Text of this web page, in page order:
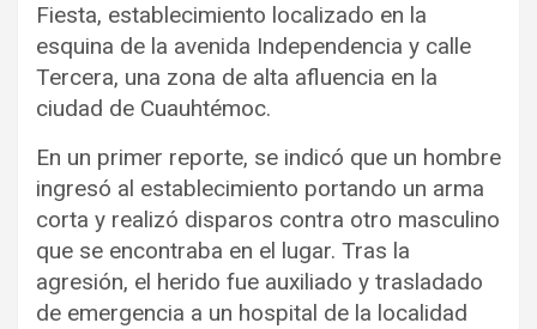
Fiesta, establecimiento localizado en la
esquina de la avenida Independencia y calle
Tercera, una zona de alta afluencia en la
ciudad de Cuauhtémoc.
En un primer reporte, se indicó que un hombre
ingresó al establecimiento portando un arma
corta y realizó disparos contra otro masculino
que se encontraba en el lugar. Tras la
agresión, el herido fue auxiliado y trasladado
de emergencia a un hospital de la localidad